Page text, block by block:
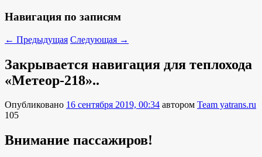
Навигация по записям
← Предыдущая Следующая →
Закрывается навигация для теплохода
«Метеор-218»..
Опубликовано 16 сентября 2019, 00:34 автором Team yatrans.ru
105
Внимание пассажиров!